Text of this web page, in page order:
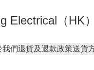
Electrical（HK
我們退貨及退款政策送貨